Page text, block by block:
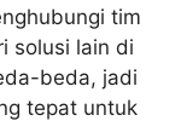
tim
solusi lain di
beda, jadi
tepat untuk